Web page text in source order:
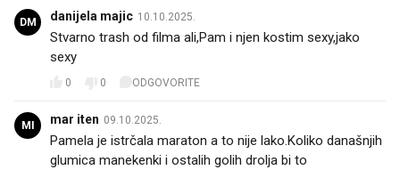
DM danijela majic 10.10.2025.
Stvarno trash od filma ali,Pam i njen kostim sexy,jako
sexy
0 0 ODGOVORITE
MI mar iten 09.10.2025.
Pamela je istrčala maraton a to nije lako.Koliko današnjih
glumica manekenki i ostalih golih drolja bi to